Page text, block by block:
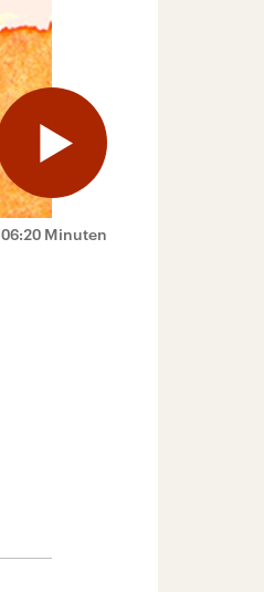
06:20 Minuten